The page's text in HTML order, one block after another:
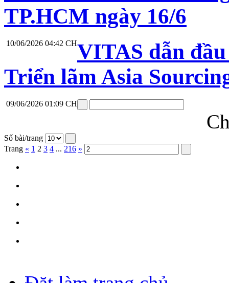
TP.HCM ngày 16/6
10/06/2026 04:42 CHVITAS dẫn
Triển lãm Asia
09/06/2026 01:09 CH
Số bài/trang
Trang « 1 2 3 4 ... 216 »